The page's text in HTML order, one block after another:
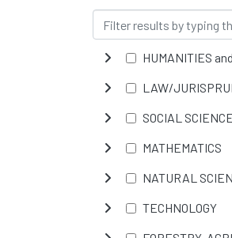
HUMANITIES
LAW/
SOCIAL
MATHEMATICS
NATURAL
TECHNOLOGY